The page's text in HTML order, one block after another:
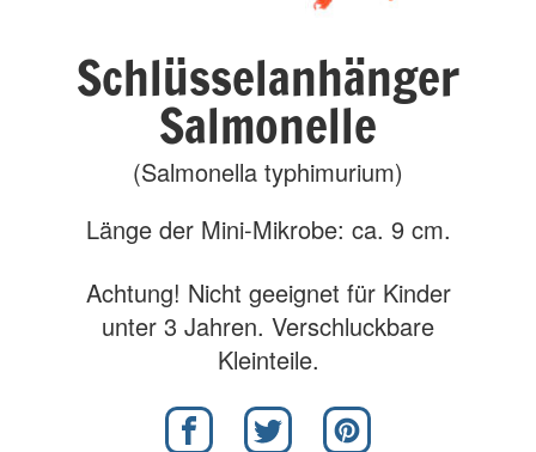
Schlüsselanhänger
Salmonelle
(Salmonella typhimurium)
Länge der Mini-Mikrobe: ca. 9 cm.
Achtung! Nicht geeignet für Kinder
unter 3 Jahren. Verschluckbare
Kleinteile.